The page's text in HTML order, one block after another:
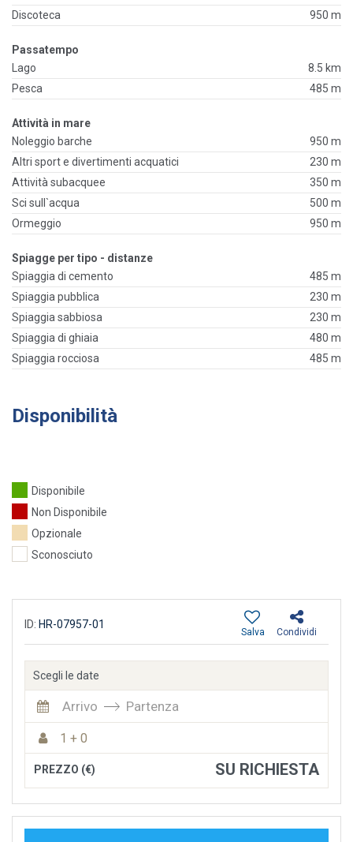
Discoteca
950 m
Passatempo
Lago
8.5 km
Pesca
485 m
Attività in mare
Noleggio barche
950 m
Altri sport e divertimenti acquatici
230 m
Attività subacquee
350 m
Sci sull`acqua
500 m
Ormeggio
950 m
Spiagge per tipo - distanze
Spiaggia di cemento
485 m
Spiaggia pubblica
230 m
Spiaggia sabbiosa
230 m
Spiaggia di ghiaia
480 m
Spiaggia rocciosa
485 m
Disponibilità
Disponibile
Non Disponibile
Opzionale
Sconosciuto
ID: HR-07957-01
Condividi
Salva
Scegli le date
Arrivo Partenza
1 + 0
PREZZO (€) SU RICHIESTA